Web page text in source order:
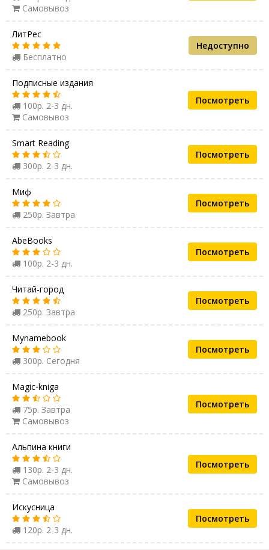
Самовывоз
ЛитРес
Бесплатно
Недоступно
Подписные издания
100р. 2-3 дн.
Самовывоз
Посмотреть
Smart Reading
300р. 2-3 дн.
Посмотреть
Миф
250р. Завтра
Посмотреть
AbeBooks
100р. 2-3 дн.
Посмотреть
Читай-город
250р. Завтра
Посмотреть
Mynamebook
300р. Сегодня
Посмотреть
Magic-kniga
75р. Завтра
Самовывоз
Посмотреть
Альпина книги
130р. 2-3 дн.
Самовывоз
Посмотреть
Искусница
120р. 2-3 дн.
Посмотреть